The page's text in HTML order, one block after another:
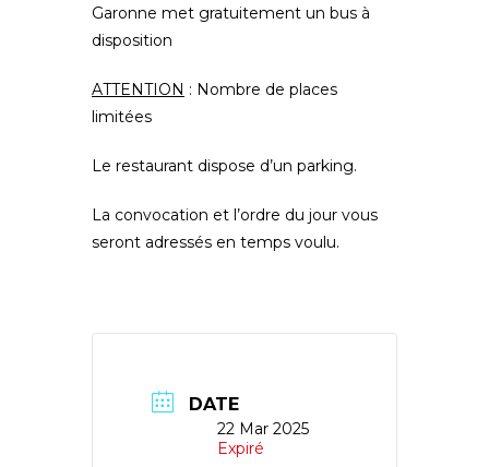
Garonne met gratuitement un bus à
disposition
ATTENTION : Nombre de places
limitées
Le restaurant dispose d’un parking.
La convocation et l’ordre du jour vous
seront adressés en temps voulu.
DATE
22 Mar 2025
Expiré